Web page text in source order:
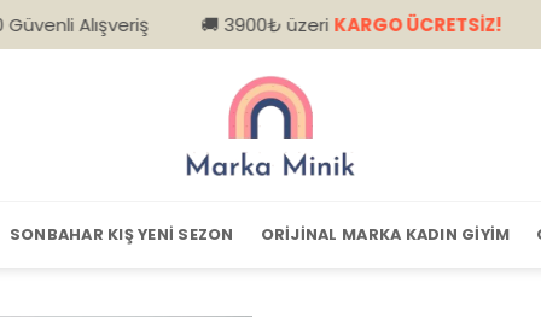
🚚 3900₺ üzeriKARGO ÜCRETSİZ! 📦
SONBAHAR KIŞ YENI SEZON ORIJINAL MARKA KADIN GIYIM